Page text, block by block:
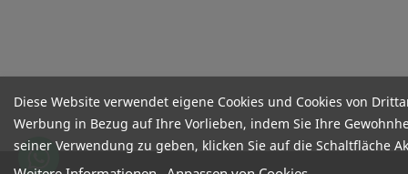
Diese Website verwendet eigene Cookies und Cookies von
Werbung in Bezug auf Ihre Vorlieben, indem Sie Ihre
seiner Verwendung zu geben, klicken Sie auf die Schaltfläche